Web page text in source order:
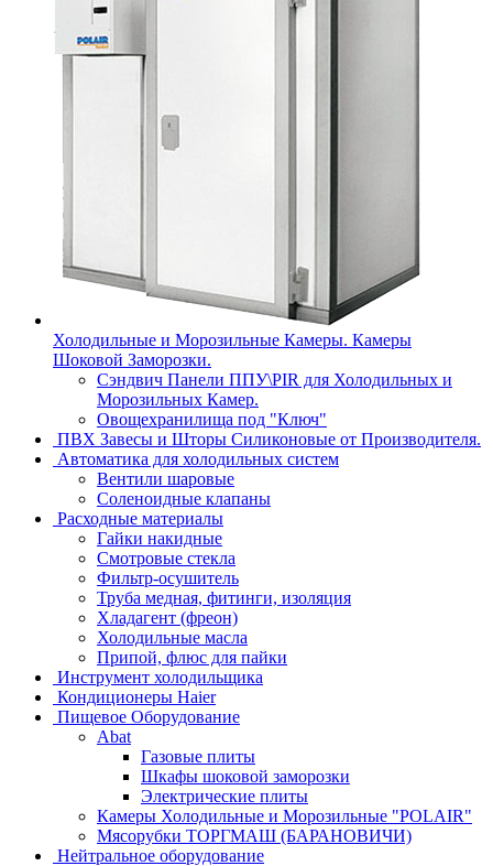
Холодильные и Морозильные Камеры. Камеры
Шоковой Заморозки.
Сэндвич Панели ППУ\PIR для Холодильных и
Морозильных Камер.
Овощехранилища под "Ключ"
ПВХ Завесы и Шторы Силиконовые от Производителя.
Автоматика для холодильных систем
Вентили шаровые
Соленоидные клапаны
Расходные материалы
Гайки накидные
Смотровые стекла
Фильтр-осушитель
Труба медная, фитинги, изоляция
Хладагент (фреон)
Холодильные масла
Припой, флюс для пайки
Инструмент холодильщика
Кондиционеры Haier
Пищевое Оборудование
Abat
Газовые плиты
Шкафы шоковой заморозки
Электрические плиты
Камеры Холодильные и Морозильные "POLAIR"
Мясорубки ТОРГМАШ (БАРАНОВИЧИ)
Нейтральное оборудование